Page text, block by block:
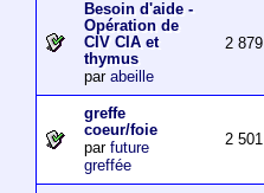
Besoin d'aide -
Opération de
CIV CIA et
thymus
par abeille
2 879
greffe
coeur/foie
par future
greffée
2 501